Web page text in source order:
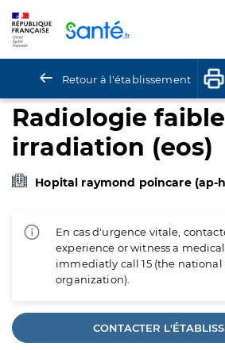
Retour à l'établissement
Radiologie faible
irradiation (eos)
Hopital raymond poincare (ap-
En cas d'urgence vitale,
experience or witness a
immediatly call 15 (the
organization).
CONTACTER